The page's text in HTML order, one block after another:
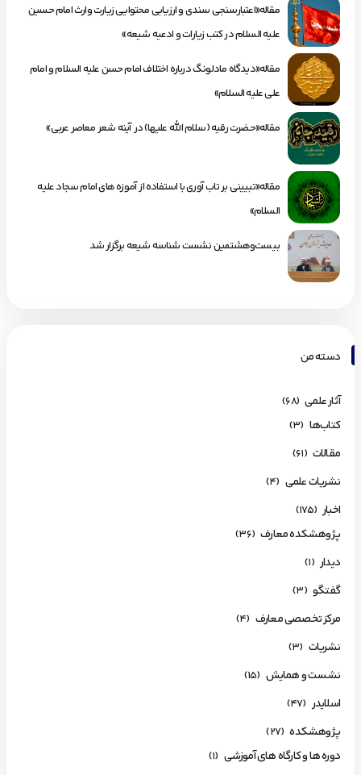
مقاله«اعتبارسنجی سندی و ارزیابی محتوایی زیارت وارث امام حسین
علیه السلام در کتب زیارات و ادعیه شیعه»
مقاله«دیدگاه مادلونگ درباره اختلاف امام حسن علیه السلام و امام
علی علیه السلام»
مقاله«حضرت رقیه (سلام الله علیها) در آینه شعر معاصر عربی»
مقاله«تبیینی بر تاب آوری با استفاده از آموزه های امام سجاد علیه
السلام»
بیست‌وهشتمین نشست شناسه شیعه برگزار شد
دسته من
آثار علمی (68)
کتاب‌ها (3)
مقالات (61)
نشریات علمی (4)
اخبار (175)
پژوهشکده معارف (36)
دیدار (1)
گفتگو (3)
مرکز تخصصی معارف (4)
نشریات (3)
نشست و همایش (15)
اسلایدر (47)
پژوهشکده (27)
دوره ها و کارگاه های آموزشی (1)